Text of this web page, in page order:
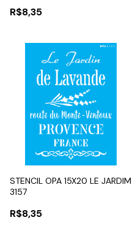
R$8,35
STENCIL OPA 15X20 LE JARDIM
3157
R$8,35